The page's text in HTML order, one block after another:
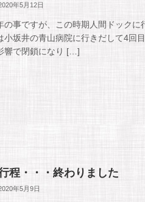
年5月12日
の事ですが、この時期人間ドックに
小坂井の青山病院に行きだして4回
響で閉鎖になり […]
程・・・終わりました
年5月9日